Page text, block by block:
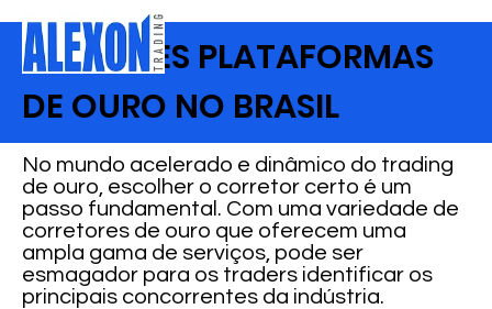
MELHORES PLATAFORMAS
DE OURO NO BRASIL
No mundo acelerado e dinâmico do trading
de ouro, escolher o corretor certo é um
passo fundamental. Com uma variedade de
corretores de ouro que oferecem uma
ampla gama de serviços, pode ser
esmagador para os traders identificar os
principais concorrentes da indústria.